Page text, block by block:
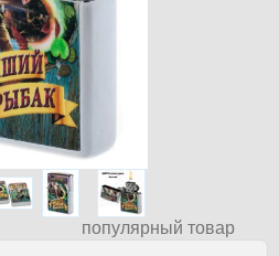
популярный товар